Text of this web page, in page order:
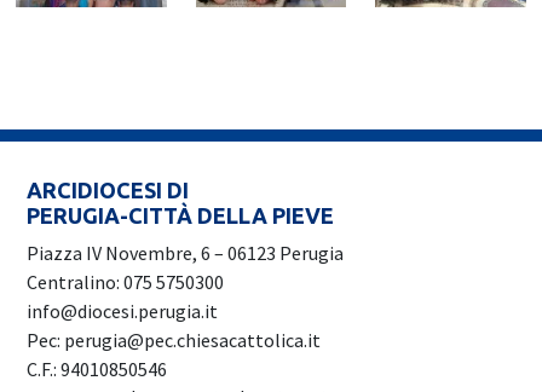
ARCIDIOCESI DI
PERUGIA-CITTÀ DELLA PIEVE
Piazza IV Novembre, 6 – 06123 Perugia
Centralino: 075 5750300
info@diocesi.perugia.it
Pec: perugia@pec.chiesacattolica.it
C.F.: 94010850546